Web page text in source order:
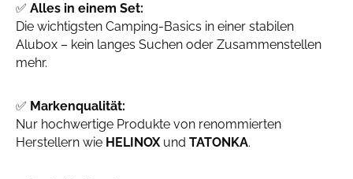
✅ Alles in einem Set:
Die wichtigsten Camping-Basics in einer stabilen
Alubox – kein langes Suchen oder Zusammenstellen
mehr.
✅ Markenqualität:
Nur hochwertige Produkte von renommierten
Herstellern wie HELINOXund TATONKA.